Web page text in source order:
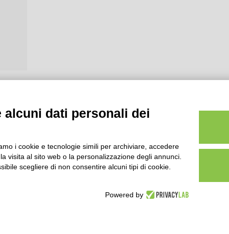
e P.IVA 01541120356 - Albo Cooperative a mutualità
alcuni dati personali dei
i cookie e tecnologie simili per archiviare, accedere
visita al sito web o la personalizzazione degli annunci.
scegliere di non consentire alcuni tipi di cookie.
Powered by